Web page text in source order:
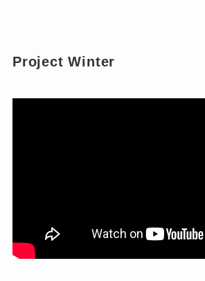
Project Winter